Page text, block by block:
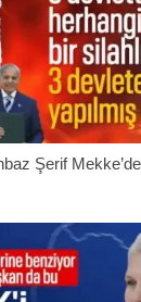
Şerif